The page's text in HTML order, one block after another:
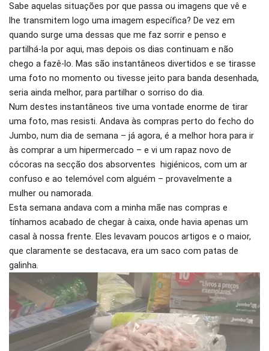
Sabe aquelas situações por que passa ou imagens que vê e
lhe transmitem logo uma imagem específica? De vez em
quando surge uma dessas que me faz sorrir e penso e
partilhá-la por aqui, mas depois os dias continuam e não
chego a fazê-lo. Mas são instantâneos divertidos e se tirasse
uma foto no momento ou tivesse jeito para banda desenhada,
seria ainda melhor, para partilhar o sorriso do dia.
Num destes instantâneos tive uma vontade enorme de tirar
uma foto, mas resisti. Andava às compras perto do fecho do
Jumbo, num dia de semana – já agora, é a melhor hora para ir
às comprar a um hipermercado – e vi um rapaz novo de
cócoras na secção dos absorventes higiénicos, com um ar
confuso e ao telemóvel com alguém – provavelmente a
mulher ou namorada.
Esta semana andava com a minha mãe nas compras e
tínhamos acabado de chegar à caixa, onde havia apenas um
casal à nossa frente. Eles levavam poucos artigos e o maior,
que claramente se destacava, era um saco com patas de
galinha.